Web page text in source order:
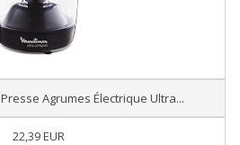
Agrumes Électrique Ultra...
22,39 EUR